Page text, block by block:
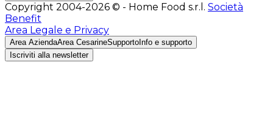
Copyright 2004-2026 © - Home Food s.r.l. Società
Benefit
Area Legale e Privacy
Area AziendaArea CesarineSupporto Info e supporto
Iscriviti alla newsletter